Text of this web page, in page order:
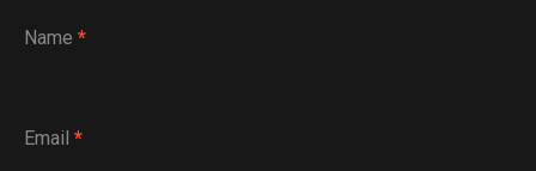
Name *
Email *